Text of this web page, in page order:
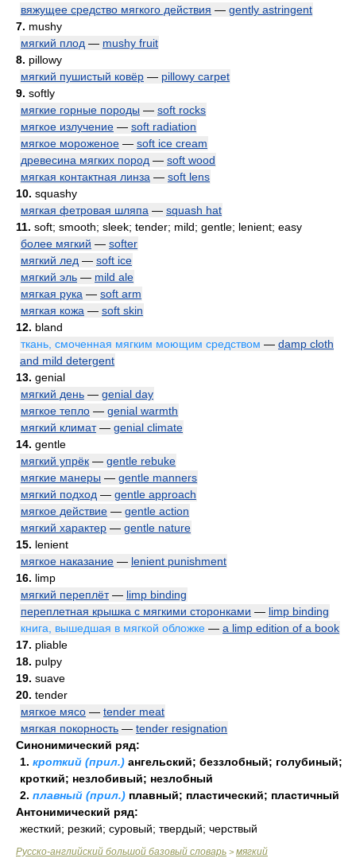
вяжущее средство мягкого действия — gently astringent
7. mushy
мягкий плод — mushy fruit
8. pillowy
мягкий пушистый ковёр — pillowy carpet
9. softly
мягкие горные породы — soft rocks
мягкое излучение — soft radiation
мягкое мороженое — soft ice cream
древесина мягких пород — soft wood
мягкая контактная линза — soft lens
10. squashy
мягкая фетровая шляпа — squash hat
11. soft; smooth; sleek; tender; mild; gentle; lenient; easy
более мягкий — softer
мягкий лед — soft ice
мягкий эль — mild ale
мягкая рука — soft arm
мягкая кожа — soft skin
12. bland
ткань, смоченная мягким моющим средством — damp cloth
and mild detergent
13. genial
мягкий день — genial day
мягкое тепло — genial warmth
мягкий климат— genial climate
14. gentle
мягкий упрёк — gentle rebuke
мягкие манеры — gentle manners
мягкий подход — gentle approach
мягкое действие — gentle action
мягкий характер — gentle nature
15. lenient
мягкое наказание — lenient punishment
16. limp
мягкий переплёт— limp binding
переплетная крышка с мягкими сторонками — limp binding
книга, вышедшая в мягкой обложке — a limp edition of a book
17. pliable
18. pulpy
19. suave
20. tender
мягкое мясо — tender meat
мягкая покорность — tender resignation
Синонимический ряд:
1. кроткий (прил.) ангельский; беззлобный; голубиный;
кроткий; незлобивый; незлобный
2. плавный (прил.) плавный; пластический; пластичный
Антонимический ряд:
жесткий; резкий; суровый; твердый; черствый
Русско-английский большой базовый словарь > мягкий